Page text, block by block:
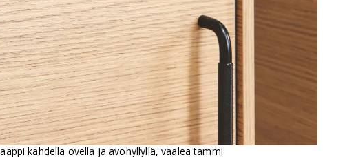
kahdella ovella ja avohyllyllä, vaalea tammi